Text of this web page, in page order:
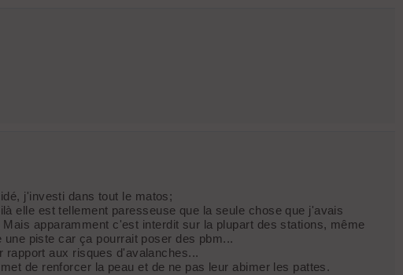
j'investi dans tout le matos;
elle est tellement paresseuse que la seule chose que j'avais
apparamment c'est interdit sur la plupart des stations, même
piste car ça pourrait poser des pbm...
rapport aux risques d'avalanches...
de renforcer la peau et de ne pas leur abimer les pattes.